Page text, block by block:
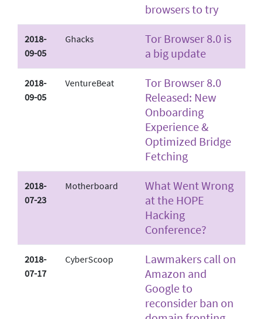
browsers to try
2018-
09-05
Ghacks
Tor Browser 8.0 is
a big update
2018-
09-05
VentureBeat
Tor Browser 8.0
Released: New
Onboarding
Experience &
Optimized Bridge
Fetching
2018-
07-23
Motherboard
What Went Wrong
at the HOPE
Hacking
Conference?
2018-
07-17
CyberScoop
Lawmakers call on
Amazon and
Google to
reconsider ban on